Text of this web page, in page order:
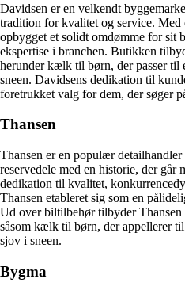
Davidsen er en velkendt
tradition for kvalitet og service. Med
opbygget et solidt omdømme for sit
ekspertise i branchen. Butikken
herunder kælk til børn, der passer til
sneen. Davidsens dedikation til
foretrukket valg for dem, der søger
Thansen
Thansen er en populær
reservedele med en historie, der går
dedikation til kvalitet,
Thansen etableret sig som en
Ud over biltilbehør tilbyder Thansen
såsom kælk til børn, der appellerer
sjov i sneen.
Bygma